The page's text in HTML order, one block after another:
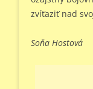
zvíťaziť nad
Soňa Hostová